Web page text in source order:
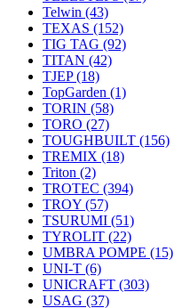
Telwin (43)
TEXAS (152)
TIG TAG (92)
TITAN (42)
TJEP(18)
TopGarden (1)
TORIN (58)
TORO (27)
TOUGHBUILT (156)
TREMIX (18)
Triton (2)
TROTEC (394)
TROY (57)
TSURUMI (51)
TYROLIT (22)
UMBRA POMPE (15)
UNI-T (6)
UNICRAFT (303)
USAG (37)